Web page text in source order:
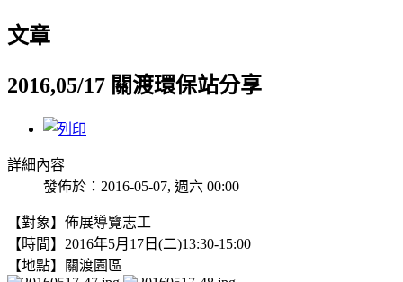
文章
2016,05/17 關渡環保站分享
詳細內容
發佈於：2016-05-07, 週六 00:00
【對象】 佈展導覽志工
【時間】2016年5月17日(二)13:30-15:00
【地點】關渡園區